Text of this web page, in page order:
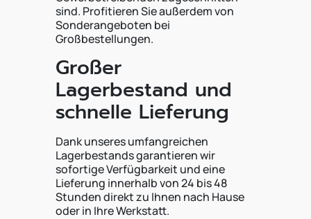
sind. Profitieren Sie außerdem von
Sonderangeboten bei
Großbestellungen.
Großer
Lagerbestand und
schnelle Lieferung
Dank unseres umfangreichen
Lagerbestands garantieren wir
sofortige Verfügbarkeit und eine
Lieferung innerhalb von 24 bis 48
Stunden direkt zu Ihnen nach Hause
oder in Ihre Werkstatt.